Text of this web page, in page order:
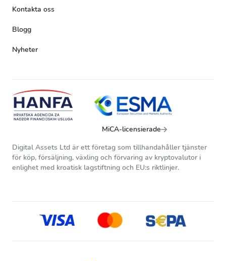
Kontakta oss
Blogg
Nyheter
MiCA-licensierade
Digital Assets Ltd är ett företag som tillhandahåller tjänster
för köp, försäljning, växling och förvaring av kryptovalutor i
enlighet med kroatisk lagstiftning och EU:s riktlinjer.